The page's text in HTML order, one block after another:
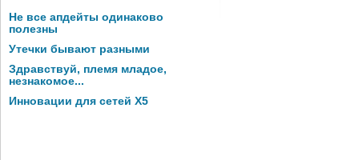
Не все апдейты одинаково
полезны
Утечки бывают разными
Здравствуй, племя младое,
незнакомое...
Инновации для сетей X5